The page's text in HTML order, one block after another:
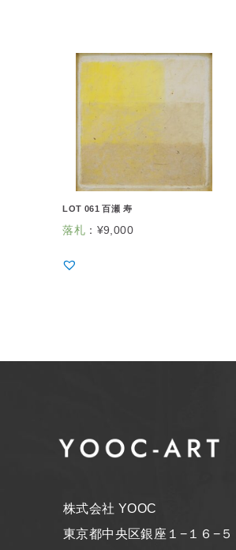
LOT 061 百瀬 寿
落札 ： ¥9,000
株式会社 YOOC
東京都中央区銀座１−１６−